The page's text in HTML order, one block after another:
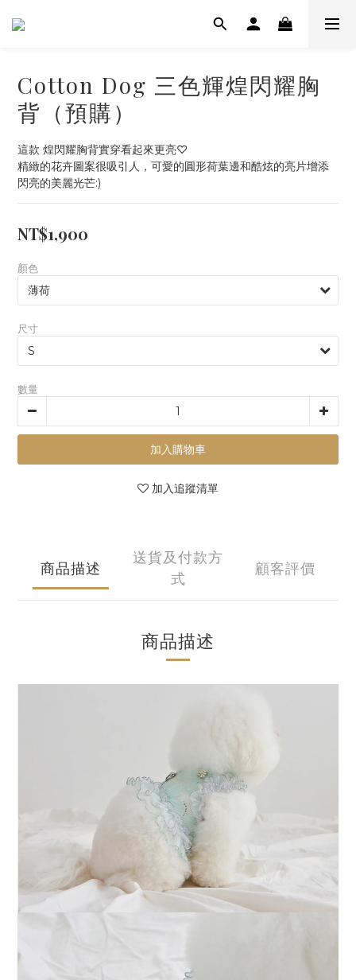
Cotton Dog 三色輝煌閃耀胸
背（預購）
這款 煌閃耀胸背實穿看起來更亮♡
精緻的花卉圖案很吸引人，可愛的圓形荷葉邊和酷炫的亮片增添
閃亮的美麗光芒:)
NT$1,900
顏色
尺寸
數量
加入購物車
加入追蹤清單
商品描述
送貨及付款方
式
顧客評價
商品描述